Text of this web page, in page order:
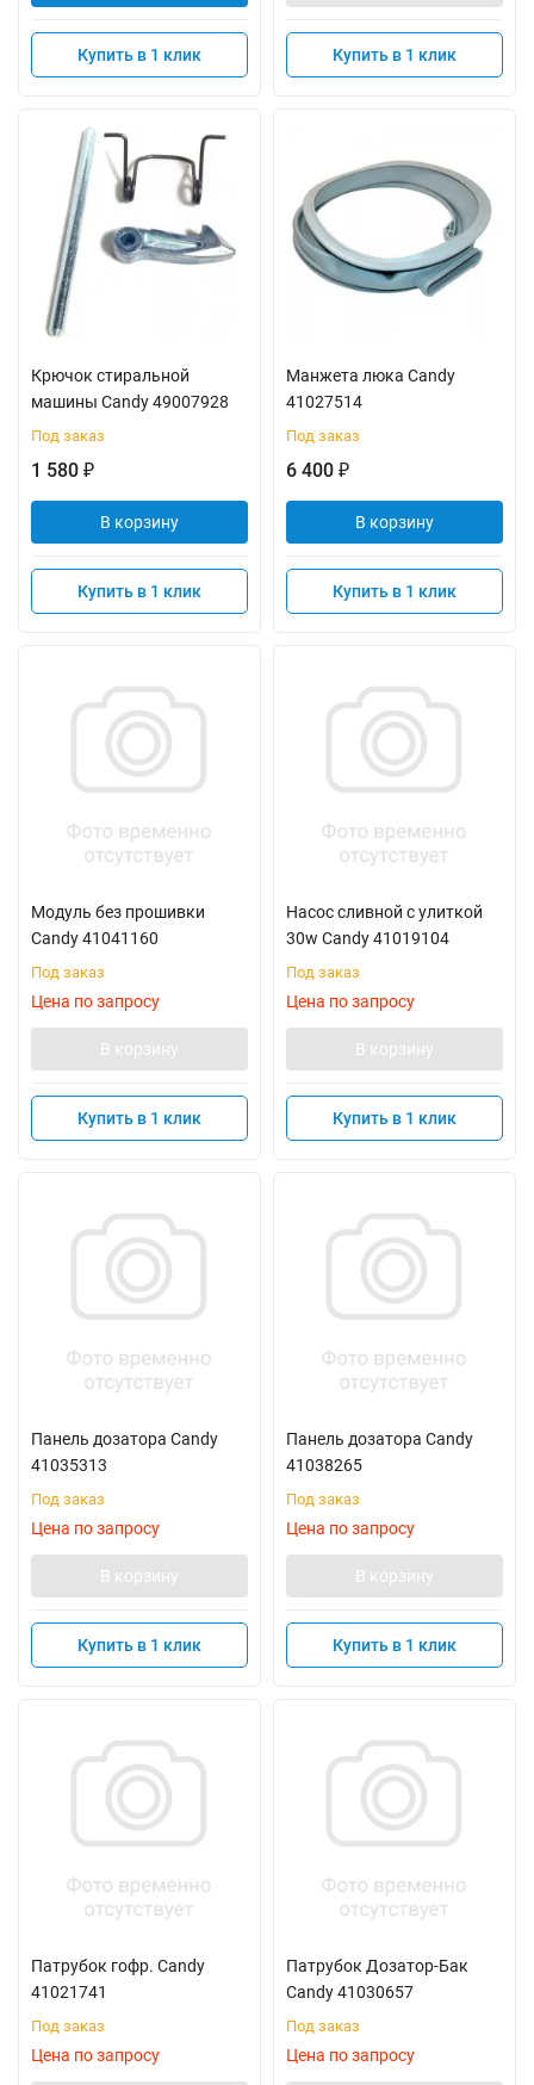
Купить в 1 клик Купить в 1 клик
Крючок стиральной
машины Candy 49007928
Под заказ
1 580 ₽
В корзину
Купить в 1 клик
Манжета люка Candy
41027514
Под заказ
6 400 ₽
В корзину
Купить в 1 клик
Модуль без прошивки
Candy 41041160
Под заказ
Цена по запросу
В корзину
Купить в 1 клик
Насос сливной с улиткой
30w Candy 41019104
Под заказ
Цена по запросу
В корзину
Купить в 1 клик
Панель дозатора Candy
41035313
Под заказ
Цена по запросу
В корзину
Купить в 1 клик
Панель дозатора Candy
41038265
Под заказ
Цена по запросу
В корзину
Купить в 1 клик
Патрубок гофр. Candy
41021741
Под заказ
Цена по запросу
Патрубок Дозатор-Бак
Candy 41030657
Под заказ
Цена по запросу